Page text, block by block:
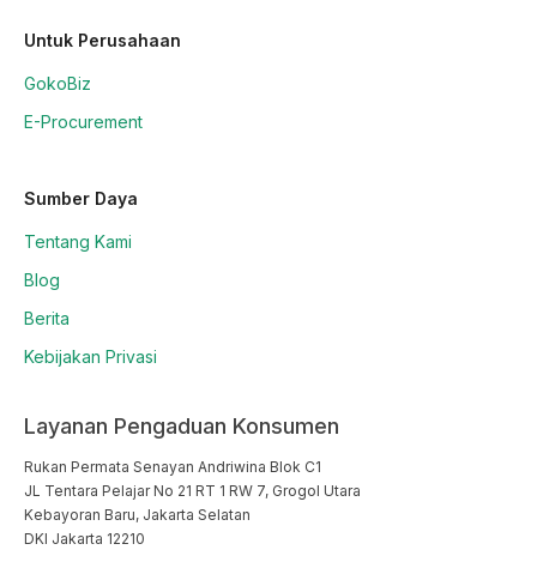
Untuk Perusahaan
GokoBiz
E-Procurement
Sumber Daya
Tentang Kami
Blog
Berita
Kebijakan Privasi
Layanan Pengaduan Konsumen
Rukan Permata Senayan Andriwina Blok C1
JL Tentara Pelajar No 21 RT 1 RW 7, Grogol Utara
Kebayoran Baru, Jakarta Selatan
DKI Jakarta 12210